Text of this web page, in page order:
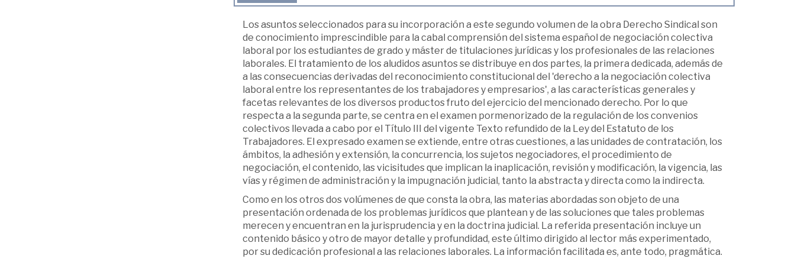
Los asuntos seleccionados para su incorporación a este segun­do volumen de la obra Derecho Sindical son
de conocimiento imprescindible para la cabal comprensión del sistema español de negociación colectiva
laboral por los estudiantes de grado y máster de titulaciones jurídicas y los profesionales de las relaciones
laborales. El tratamiento de los aludidos asuntos se distribuye en dos partes, la primera dedicada, además de
a las consecuencias derivadas del reconocimiento constitucional del 'derecho a la negociación colectiva
laboral entre los represen­tantes de los trabajadores y empresarios', a las características generales y
facetas relevantes de los diversos productos fruto del ejercicio del mencionado derecho. Por lo que
respecta a la segunda parte, se centra en el examen pormenorizado de la regulación de los convenios
colectivos llevada a cabo por el Título III del vigente Texto refundido de la Ley del Estatuto de los
Trabajadores. El expresado examen se extiende, entre otras cuestiones, a las unidades de contratación, los
ámbitos, la adhe­sión y extensión, la concurrencia, los sujetos negociadores, el procedimiento de
negociación, el contenido, las vicisitudes que implican la inaplicación, revisión y modificación, la vigencia, las
vías y régimen de administración y la impugnación judicial, tanto la abstracta y directa como la indirecta.
Como en los otros dos volúmenes de que consta la obra, las materias abordadas son objeto de una
presentación ordenada de los problemas jurídicos que plantean y de las soluciones que tales problemas
merecen y encuentran en la jurisprudencia y en la doctrina judicial. La referida presentación incluye un
conte­nido básico y otro de mayor detalle y profundidad, este último dirigido al lector más experimentado,
por su dedicación profe­sional a las relaciones laborales. La información facilitada es, ante todo, pragmática.